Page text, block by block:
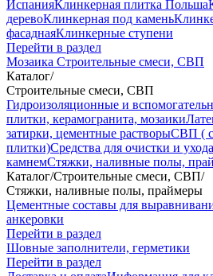
ИспанияКлинкерная плитка Польша
деревоКлинкерная под камень
фасаднаяКлинкерные ступени
Перейти в раздел
Мозаика Строительные смеси, СВП
Каталог/
Строительные смеси, СВП
Гидроизоляционные и
плитки, керамогранита, мозаики
затирки, цементные растворыСВП (
плитки)Средства для очистки и
камнемСтяжки, наливные полы,
Каталог/Строительные смеси, СВП/
Стяжки, наливные полы, праймеры
Цементные составы для
анкеровки
Перейти в раздел
Шовные заполнители, герметики
Перейти в раздел